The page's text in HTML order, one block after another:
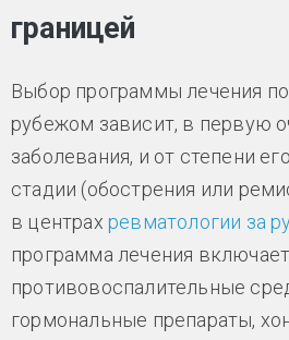
границей
Выбор программы лечения
рубежом зависит, в первую
заболевания, и от степени
стадии (обострения или
в центрах ревматологии за
программа лечения включает
противовоспалительные
гормональные препараты,